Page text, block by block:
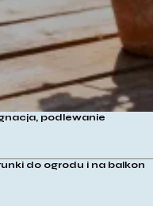
podlewanie
do ogrodu i na balkon